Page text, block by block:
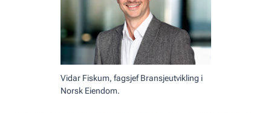
Vidar Fiskum, fagsjef Bransjeutvikling i
Norsk Eiendom.